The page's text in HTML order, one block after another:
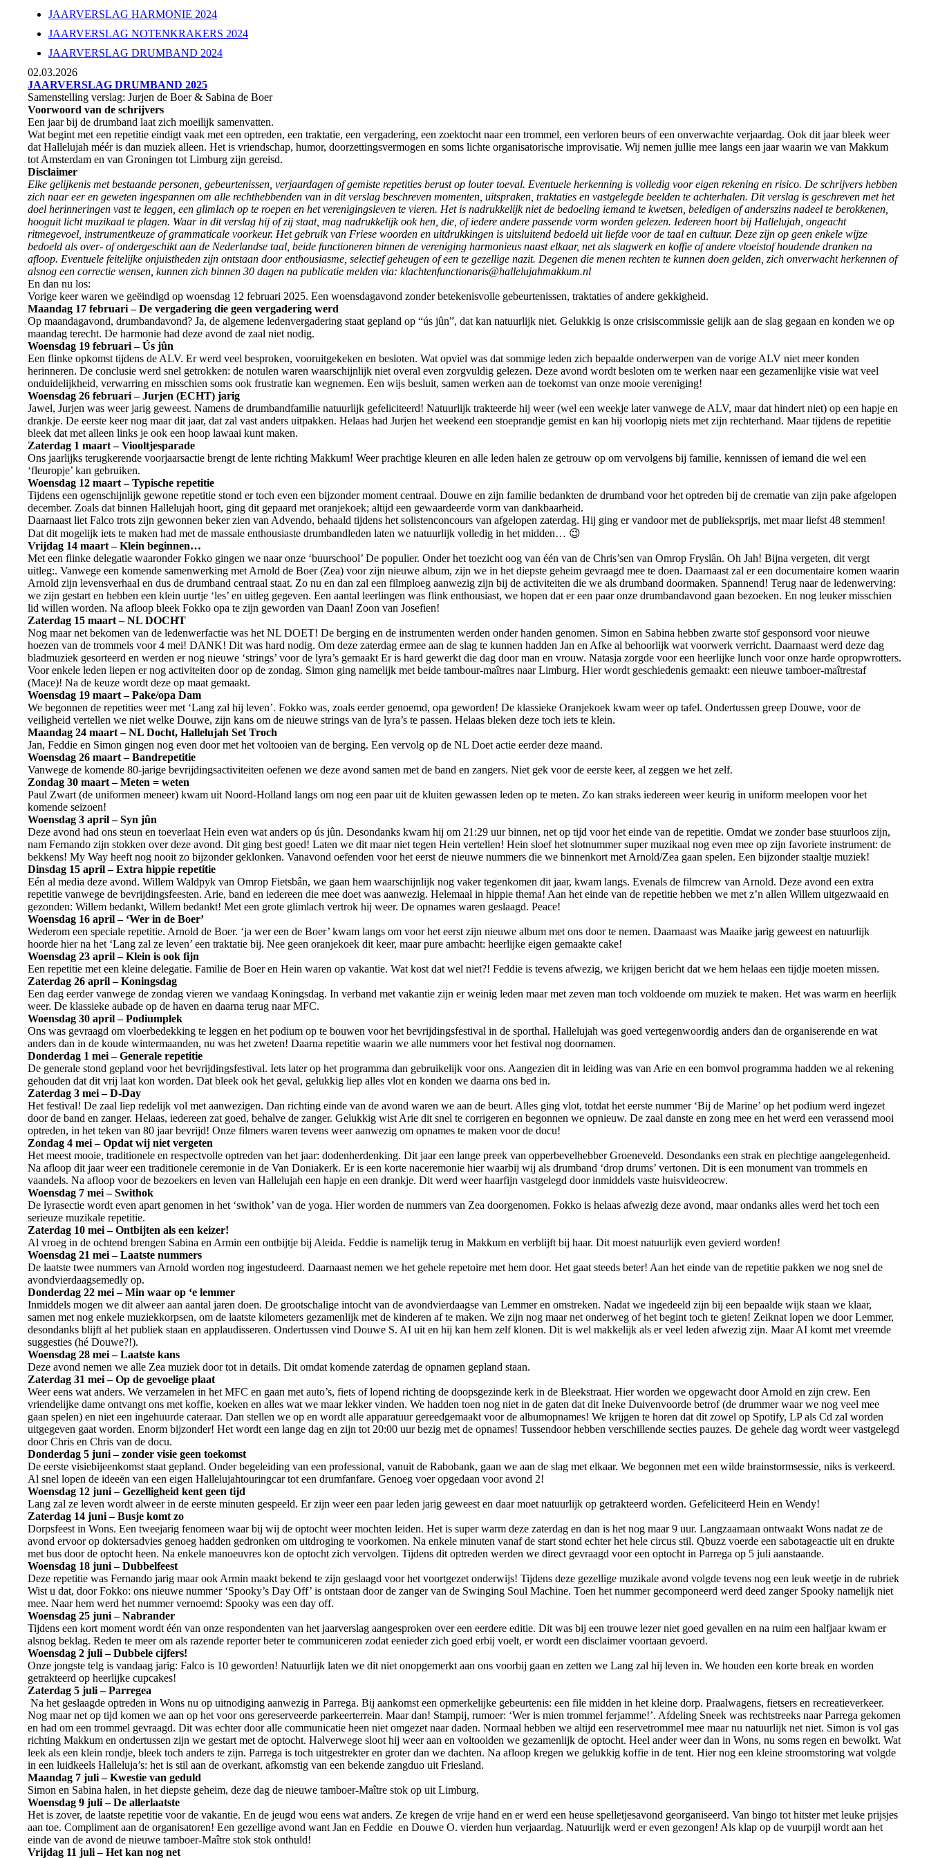
JAARVERSLAG HARMONIE 2024
JAARVERSLAG NOTENKRAKERS 2024
JAARVERSLAG DRUMBAND 2024
02.03.2026
JAARVERSLAG DRUMBAND 2025
Samenstelling verslag: Jurjen de Boer & Sabina de Boer
Voorwoord van de schrijvers
Een jaar bij de drumband laat zich moeilijk samenvatten.
Wat begint met een repetitie eindigt vaak met een optreden, een traktatie, een vergadering, een zoektocht naar een trommel, een verloren beurs of een onverwachte verjaardag. Ook dit jaar bleek weer
dat Hallelujah méér is dan muziek alleen. Het is vriendschap, humor, doorzettingsvermogen en soms lichte organisatorische improvisatie. Wij nemen jullie mee langs een jaar waarin we van Makkum
tot Amsterdam en van Groningen tot Limburg zijn gereisd.
Disclaimer
Elke gelijkenis met bestaande personen, gebeurtenissen, verjaardagen of gemiste repetities berust op louter toeval. Eventuele herkenning is volledig voor eigen rekening en risico. De schrijvers hebben
zich naar eer en geweten ingespannen om alle rechthebbenden van in dit verslag beschreven momenten, uitspraken, traktaties en vastgelegde beelden te achterhalen. Dit verslag is geschreven met het
doel herinneringen vast te leggen, een glimlach op te roepen en het verenigingsleven te vieren. Het is nadrukkelijk niet de bedoeling iemand te kwetsen, beledigen of anderszins nadeel te berokkenen,
hooguit licht muzikaal te plagen. Waar in dit verslag hij of zij staat, mag nadrukkelijk ook hen, die, of iedere andere passende vorm worden gelezen. Iedereen hoort bij Hallelujah, ongeacht
ritmegevoel, instrumentkeuze of grammaticale voorkeur. Het gebruik van Friese woorden en uitdrukkingen is uitsluitend bedoeld uit liefde voor de taal en cultuur. Deze zijn op geen enkele wijze
bedoeld als over- of ondergeschikt aan de Nederlandse taal, beide functioneren binnen de vereniging harmonieus naast elkaar, net als slagwerk en koffie of andere vloeistof houdende dranken na
afloop. Eventuele feitelijke onjuistheden zijn ontstaan door enthousiasme, selectief geheugen of een te gezellige nazit. Degenen die menen rechten te kunnen doen gelden, zich onverwacht herkennen of
alsnog een correctie wensen, kunnen zich binnen 30 dagen na publicatie melden via: klachtenfunctionaris@hallelujahmakkum.nl
En dan nu los:
Vorige keer waren we geëindigd op woensdag 12 februari 2025. Een woensdagavond zonder betekenisvolle gebeurtenissen, traktaties of andere gekkigheid.
Maandag 17 februari – De vergadering die geen vergadering werd
Op maandagavond, drumbandavond? Ja, de algemene ledenvergadering staat gepland op “ús jûn”, dat kan natuurlijk niet. Gelukkig is onze crisiscommissie gelijk aan de slag gegaan en konden we op
maandag terecht. De harmonie had deze avond de zaal niet nodig.
Woensdag 19 februari – Ús jûn
Een flinke opkomst tijdens de ALV. Er werd veel besproken, vooruitgekeken en besloten. Wat opviel was dat sommige leden zich bepaalde onderwerpen van de vorige ALV niet meer konden
herinneren. De conclusie werd snel getrokken: de notulen waren waarschijnlijk niet overal even zorgvuldig gelezen. Deze avond wordt besloten om te werken naar een gezamenlijke visie wat veel
onduidelijkheid, verwarring en misschien soms ook frustratie kan wegnemen. Een wijs besluit, samen werken aan de toekomst van onze mooie vereniging!
Woensdag 26 februari – Jurjen (ECHT) jarig
Jawel, Jurjen was weer jarig geweest. Namens de drumbandfamilie natuurlijk gefeliciteerd! Natuurlijk trakteerde hij weer (wel een weekje later vanwege de ALV, maar dat hindert niet) op een hapje en
drankje. De eerste keer nog maar dit jaar, dat zal vast anders uitpakken. Helaas had Jurjen het weekend een stoeprandje gemist en kan hij voorlopig niets met zijn rechterhand. Maar tijdens de repetitie
bleek dat met alleen links je ook een hoop lawaai kunt maken.
Zaterdag 1 maart – Viooltjesparade
Ons jaarlijks terugkerende voorjaarsactie brengt de lente richting Makkum! Weer prachtige kleuren en alle leden halen ze getrouw op om vervolgens bij familie, kennissen of iemand die wel een
‘fleuropje’ kan gebruiken.
Woensdag 12 maart – Typische repetitie
Tijdens een ogenschijnlijk gewone repetitie stond er toch even een bijzonder moment centraal. Douwe en zijn familie bedankten de drumband voor het optreden bij de crematie van zijn pake afgelopen
december. Zoals dat binnen Hallelujah hoort, ging dit gepaard met oranjekoek; altijd een gewaardeerde vorm van dankbaarheid.
Daarnaast liet Falco trots zijn gewonnen beker zien van Advendo, behaald tijdens het solistenconcours van afgelopen zaterdag. Hij ging er vandoor met de publieksprijs, met maar liefst 48 stemmen!
Dat dit mogelijk iets te maken had met de massale enthousiaste drumbandleden laten we natuurlijk volledig in het midden… 😉
Vrijdag 14 maart – Klein beginnen…
Met een flinke delegatie waaronder Fokko gingen we naar onze ‘buurschool’ De populier. Onder het toezicht oog van één van de Chris’sen van Omrop Fryslân. Oh Jah! Bijna vergeten, dit vergt
uitleg:. Vanwege een komende samenwerking met Arnold de Boer (Zea) voor zijn nieuwe album, zijn we in het diepste geheim gevraagd mee te doen. Daarnaast zal er een documentaire komen waarin
Arnold zijn levensverhaal en dus de drumband centraal staat. Zo nu en dan zal een filmploeg aanwezig zijn bij de activiteiten die we als drumband doormaken. Spannend! Terug naar de ledenwerving:
we zijn gestart en hebben een klein uurtje ‘les’ en uitleg gegeven. Een aantal leerlingen was flink enthousiast, we hopen dat er een paar onze drumbandavond gaan bezoeken. En nog leuker misschien
lid willen worden. Na afloop bleek Fokko opa te zijn geworden van Daan! Zoon van Josefien!
Zaterdag 15 maart – NL DOCHT
Nog maar net bekomen van de ledenwerfactie was het NL DOET! De berging en de instrumenten werden onder handen genomen. Simon en Sabina hebben zwarte stof gesponsord voor nieuwe
hoezen van de trommels voor 4 mei! DANK! Dit was hard nodig. Om deze zaterdag ermee aan de slag te kunnen hadden Jan en Afke al behoorlijk wat voorwerk verricht. Daarnaast werd deze dag
bladmuziek gesorteerd en werden er nog nieuwe ‘strings’ voor de lyra’s gemaakt Er is hard gewerkt die dag door man en vrouw. Natasja zorgde voor een heerlijke lunch voor onze harde opropwrotters.
Voor enkele leden liepen er nog activiteiten door op de zondag. Simon ging namelijk met beide tambour-maîtres naar Limburg. Hier wordt geschiedenis gemaakt: een nieuwe tamboer-maîtrestaf
(Mace)! Na de keuze wordt deze op maat gemaakt.
Woensdag 19 maart – Pake/opa Dam
We begonnen de repetities weer met ‘Lang zal hij leven’. Fokko was, zoals eerder genoemd, opa geworden! De klassieke Oranjekoek kwam weer op tafel. Ondertussen greep Douwe, voor de
veiligheid vertellen we niet welke Douwe, zijn kans om de nieuwe strings van de lyra’s te passen. Helaas bleken deze toch iets te klein.
Maandag 24 maart – NL Docht, Hallelujah Set Troch
Jan, Feddie en Simon gingen nog even door met het voltooien van de berging. Een vervolg op de NL Doet actie eerder deze maand.
Woensdag 26 maart – Bandrepetitie
Vanwege de komende 80-jarige bevrijdingsactiviteiten oefenen we deze avond samen met de band en zangers. Niet gek voor de eerste keer, al zeggen we het zelf.
Zondag 30 maart – Meten = weten
Paul Zwart (de uniformen meneer) kwam uit Noord-Holland langs om nog een paar uit de kluiten gewassen leden op te meten. Zo kan straks iedereen weer keurig in uniform meelopen voor het
komende seizoen!
Woensdag 3 april – Syn jûn
Deze avond had ons steun en toeverlaat Hein even wat anders op ús jûn. Desondanks kwam hij om 21:29 uur binnen, net op tijd voor het einde van de repetitie. Omdat we zonder base stuurloos zijn,
nam Fernando zijn stokken over deze avond. Dit ging best goed! Laten we dit maar niet tegen Hein vertellen! Hein sloef het slotnummer super muzikaal nog even mee op zijn favoriete instrument: de
bekkens! My Way heeft nog nooit zo bijzonder geklonken. Vanavond oefenden voor het eerst de nieuwe nummers die we binnenkort met Arnold/Zea gaan spelen. Een bijzonder staaltje muziek!
Dinsdag 15 april – Extra hippie repetitie
Eén al media deze avond. Willem Waldpyk van Omrop Fietsbân, we gaan hem waarschijnlijk nog vaker tegenkomen dit jaar, kwam langs. Evenals de filmcrew van Arnold. Deze avond een extra
repetitie vanwege de bevrijdingsfeesten. Arie, band en iedereen die mee doet was aanwezig. Helemaal in hippie thema! Aan het einde van de repetitie hebben we met z’n allen Willem uitgezwaaid en
gezonden: Willem bedankt, Willem bedankt! Met een grote glimlach vertrok hij weer. De opnames waren geslaagd. Peace!
Woensdag 16 april – ‘Wer in de Boer’
Wederom een speciale repetitie. Arnold de Boer. ‘ja wer een de Boer’ kwam langs om voor het eerst zijn nieuwe album met ons door te nemen. Daarnaast was Maaike jarig geweest en natuurlijk
hoorde hier na het ‘Lang zal ze leven’ een traktatie bij. Nee geen oranjekoek dit keer, maar pure ambacht: heerlijke eigen gemaakte cake!
Woensdag 23 april – Klein is ook fijn
Een repetitie met een kleine delegatie. Familie de Boer en Hein waren op vakantie. Wat kost dat wel niet?! Feddie is tevens afwezig, we krijgen bericht dat we hem helaas een tijdje moeten missen.
Zaterdag 26 april – Koningsdag
Een dag eerder vanwege de zondag vieren we vandaag Koningsdag. In verband met vakantie zijn er weinig leden maar met zeven man toch voldoende om muziek te maken. Het was warm en heerlijk
weer. De klassieke aubade op de haven en daarna terug naar MFC.
Woensdag 30 april – Podiumplek
Ons was gevraagd om vloerbedekking te leggen en het podium op te bouwen voor het bevrijdingsfestival in de sporthal. Hallelujah was goed vertegenwoordig anders dan de organiserende en wat
anders dan in de koude wintermaanden, nu was het zweten! Daarna repetitie waarin we alle nummers voor het festival nog doornamen.
Donderdag 1 mei – Generale repetitie
De generale stond gepland voor het bevrijdingsfestival. Iets later op het programma dan gebruikelijk voor ons. Aangezien dit in leiding was van Arie en een bomvol programma hadden we al rekening
gehouden dat dit vrij laat kon worden. Dat bleek ook het geval, gelukkig liep alles vlot en konden we daarna ons bed in.
Zaterdag 3 mei – D-Day
Het festival! De zaal liep redelijk vol met aanwezigen. Dan richting einde van de avond waren we aan de beurt. Alles ging vlot, totdat het eerste nummer ‘Bij de Marine’ op het podium werd ingezet
door de band en zanger. Helaas, iedereen zat goed, behalve de zanger. Gelukkig wist Arie dit snel te corrigeren en begonnen we opnieuw. De zaal danste en zong mee en het werd een verassend mooi
optreden, in het teken van 80 jaar bevrijd! Onze filmers waren tevens weer aanwezig om opnames te maken voor de docu!
Zondag 4 mei – Opdat wij niet vergeten
Het meest mooie, traditionele en respectvolle optreden van het jaar: dodenherdenking. Dit jaar een lange preek van opperbevelhebber Groeneveld. Desondanks een strak en plechtige aangelegenheid.
Na afloop dit jaar weer een traditionele ceremonie in de Van Doniakerk. Er is een korte naceremonie hier waarbij wij als drumband ‘drop drums’ vertonen. Dit is een monument van trommels en
vaandels. Na afloop voor de bezoekers en leven van Hallelujah een hapje en een drankje. Dit werd weer haarfijn vastgelegd door inmiddels vaste huisvideocrew.
Woensdag 7 mei – Swithok
De lyrasectie wordt even apart genomen in het ‘swithok’ van de yoga. Hier worden de nummers van Zea doorgenomen. Fokko is helaas afwezig deze avond, maar ondanks alles werd het toch een
serieuze muzikale repetitie.
Zaterdag 10 mei – Ontbijten als een keizer!
Al vroeg in de ochtend brengen Sabina en Armin een ontbijtje bij Aleida. Feddie is namelijk terug in Makkum en verblijft bij haar. Dit moest natuurlijk even gevierd worden!
Woensdag 21 mei – Laatste nummers
De laatste twee nummers van Arnold worden nog ingestudeerd. Daarnaast nemen we het gehele repetoire met hem door. Het gaat steeds beter! Aan het einde van de repetitie pakken we nog snel de
avondvierdaagsemedly op.
Donderdag 22 mei – Min waar op ‘e lemmer
Inmiddels mogen we dit alweer aan aantal jaren doen. De grootschalige intocht van de avondvierdaagse van Lemmer en omstreken. Nadat we ingedeeld zijn bij een bepaalde wijk staan we klaar,
samen met nog enkele muziekkorpsen, om de laatste kilometers gezamenlijk met de kinderen af te maken. We zijn nog maar net onderweg of het begint toch te gieten! Zeiknat lopen we door Lemmer,
desondanks blijft al het publiek staan en applaudisseren. Ondertussen vind Douwe S. AI uit en hij kan hem zelf klonen. Dit is wel makkelijk als er veel leden afwezig zijn. Maar AI komt met vreemde
suggesties (hé Douwe?!).
Woensdag 28 mei – Laatste kans
Deze avond nemen we alle Zea muziek door tot in details. Dit omdat komende zaterdag de opnamen gepland staan.
Zaterdag 31 mei – Op de gevoelige plaat
Weer eens wat anders. We verzamelen in het MFC en gaan met auto’s, fiets of lopend richting de doopsgezinde kerk in de Bleekstraat. Hier worden we opgewacht door Arnold en zijn crew. Een
vriendelijke dame ontvangt ons met koffie, koeken en alles wat we maar lekker vinden. We hadden toen nog niet in de gaten dat dit Ineke Duivenvoorde betrof (de drummer waar we nog veel mee
gaan spelen) en niet een ingehuurde cateraar. Dan stellen we op en wordt alle apparatuur gereedgemaakt voor de albumopnames! We krijgen te horen dat dit zowel op Spotify, LP als Cd zal worden
uitgegeven gaat worden. Enorm bijzonder! Het wordt een lange dag en zijn tot 20:00 uur bezig met de opnames! Tussendoor hebben verschillende secties pauzes. De gehele dag wordt weer vastgelegd
door Chris en Chris van de docu.
Donderdag 5 juni – zonder visie geen toekomst
De eerste visiebijeenkomst staat gepland. Onder begeleiding van een professional, vanuit de Rabobank, gaan we aan de slag met elkaar. We begonnen met een wilde brainstormsessie, niks is verkeerd.
Al snel lopen de ideeën van een eigen Hallelujahtouringcar tot een drumfanfare. Genoeg voer opgedaan voor avond 2!
Woensdag 12 juni – Gezelligheid kent geen tijd
Lang zal ze leven wordt alweer in de eerste minuten gespeeld. Er zijn weer een paar leden jarig geweest en daar moet natuurlijk op getrakteerd worden. Gefeliciteerd Hein en Wendy!
Zaterdag 14 juni – Busje komt zo
Dorpsfeest in Wons. Een tweejarig fenomeen waar bij wij de optocht weer mochten leiden. Het is super warm deze zaterdag en dan is het nog maar 9 uur. Langzaamaan ontwaakt Wons nadat ze de
avond ervoor op doktersadvies genoeg hadden gedronken om uitdroging te voorkomen. Na enkele minuten vanaf de start stond echter het hele circus stil. Qbuzz voerde een sabotageactie uit en drukte
met bus door de optocht heen. Na enkele manoeuvres kon de optocht zich vervolgen. Tijdens dit optreden werden we direct gevraagd voor een optocht in Parrega op 5 juli aanstaande.
Woensdag 18 juni – Dubbelfeest
Deze repetitie was Fernando jarig maar ook Armin maakt bekend te zijn geslaagd voor het voortgezet onderwijs! Tijdens deze gezellige muzikale avond volgde tevens nog een leuk weetje in de rubriek
Wist u dat, door Fokko: ons nieuwe nummer ‘Spooky’s Day Off’ is ontstaan door de zanger van de Swinging Soul Machine. Toen het nummer gecomponeerd werd deed zanger Spooky namelijk niet
mee. Naar hem werd het nummer vernoemd: Spooky was een day off.
Woensdag 25 juni – Nabrander
Tijdens een kort moment wordt één van onze respondenten van het jaarverslag aangesproken over een eerdere editie. Dit was bij een trouwe lezer niet goed gevallen en na ruim een halfjaar kwam er
alsnog beklag. Reden te meer om als razende reporter beter te communiceren zodat eenieder zich goed erbij voelt, er wordt een disclaimer voortaan gevoerd.
Woensdag 2 juli – Dubbele cijfers!
Onze jongste telg is vandaag jarig: Falco is 10 geworden! Natuurlijk laten we dit niet onopgemerkt aan ons voorbij gaan en zetten we Lang zal hij leven in. We houden een korte break en worden
getrakteerd op heerlijke cupcakes!
Zaterdag 5 juli – Parregea
Na het geslaagde optreden in Wons nu op uitnodiging aanwezig in Parrega. Bij aankomst een opmerkelijke gebeurtenis: een file midden in het kleine dorp. Praalwagens, fietsers en recreatieverkeer.
Nog maar net op tijd komen we aan op het voor ons gereserveerde parkeerterrein. Maar dan! Stampij, rumoer: ‘Wer is mien trommel ferjamme!’. Afdeling Sneek was rechtstreeks naar Parrega gekomen
en had om een trommel gevraagd. Dit was echter door alle communicatie heen niet omgezet naar daden. Normaal hebben we altijd een reservetrommel mee maar nu natuurlijk net niet. Simon is vol gas
richting Makkum en ondertussen zijn we gestart met de optocht. Halverwege sloot hij weer aan en voltooiden we gezamenlijk de optocht. Heel ander weer dan in Wons, nu soms regen en bewolkt. Wat
leek als een klein rondje, bleek toch anders te zijn. Parrega is toch uitgestrekter en groter dan we dachten. Na afloop kregen we gelukkig koffie in de tent. Hier nog een kleine stroomstoring wat volgde
in een luidkeels Halleluja’s: het is stil aan de overkant, afkomstig van een bekende zangduo uit Friesland.
Maandag 7 juli – Kwestie van geduld
Simon en Sabina halen, in het diepste geheim, deze dag de nieuwe tamboer-Maître stok op uit Limburg.
Woensdag 9 juli – De allerlaatste
Het is zover, de laatste repetitie voor de vakantie. En de jeugd wou eens wat anders. Ze kregen de vrije hand en er werd een heuse spelletjesavond georganiseerd. Van bingo tot hitster met leuke prijsjes
aan toe. Compliment aan de organisatoren! Een gezellige avond want Jan en Feddie en Douwe O. vierden hun verjaardag. Natuurlijk werd er even gezongen! Als klap op de vuurpijl wordt aan het
einde van de avond de nieuwe tamboer-Maître stok stok onthuld!
Vrijdag 11 juli – Het kan nog net